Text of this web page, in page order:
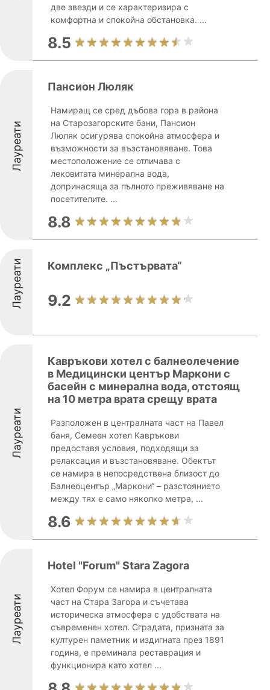
две звезди и се характеризира с
комфортна и спокойна обстановка. ...
8.5
Лауреати
Пансион Люляк
Намиращ се сред дъбова гора в района
на Старозагорските бани, Пансион
Люляк осигурява спокойна атмосфера и
възможности за възстановяване. Това
местоположение се отличава с
лековитата минерална вода,
допринасяща за пълното преживяване на
посетителите. ...
8.8
Лауреати Комплекс „Пъстървата“
9.2
Лауреати
Кавръкови хотел с балнеолечение
в Медицински център Маркони с
басейн с минерална вода, отстоящ
на 10 метра врата срещу врата
Разположен в централната част на Павел
баня, Семеен хотел Кавръкови
предоставя условия, подходящи за
релаксация и възстановяване. Обектът
се намира в непосредствена близост до
Балнеоцентър „Маркони“ – разстоянието
между тях е само няколко метра, ...
8.6
Лауреати
Hotel "Forum" Stara Zagora
Хотел Форум се намира в централната
част на Стара Загора и съчетава
историческа атмосфера с удобствата на
съвременен хотел. Сградата, призната за
културен паметник и издигната през 1891
година, е преминала реставрация и
функционира като хотел ...